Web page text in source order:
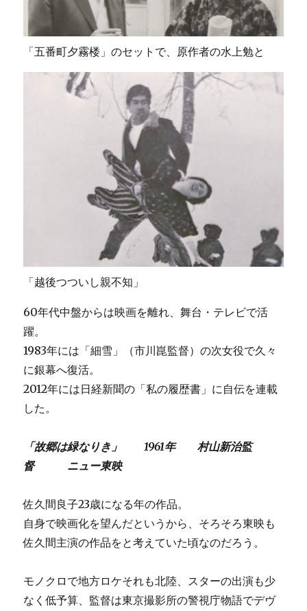
「五番町夕霧楼」のセットで、原作者の水上勉と
「越後つついし親不知」
60年代中盤からは映画を離れ、舞台・テレビで活
躍。
1983年には「細雪」（市川崑監督）の次女役で久々
に銀幕へ復活。
2012年には日経新聞の「私の履歴書」に自伝を連載
した。
「故郷は緑なりき」 1961年 村山新治監
督 ニュー東映
佐久間良子23歳になる年の作品。
自身で映画化を望んだというから、そろそろ東映も
佐久間主演の作品をと考えていた頃なのだろう。
モノクロで地方ロケそれも北陸、スターの出演も少
なく低予算、監督は東京撮影所の警視庁物語でデヴ